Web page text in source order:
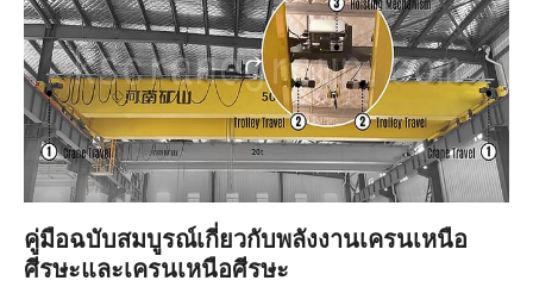
คู่มือฉบับสมบูรณ์เกี่ยวกับพลังงานเครนเหนือ
ศีรษะและเครนเหนือศีรษะ